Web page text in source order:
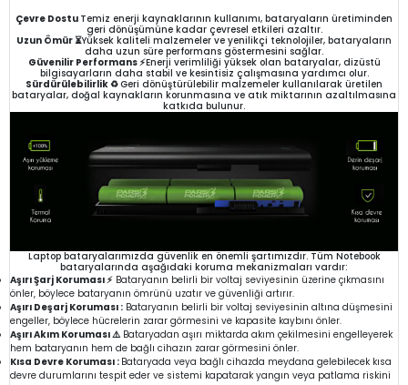
Çevre Dostu Temiz enerji kaynaklarının kullanımı, bataryaların üretiminden
geri dönüşümüne kadar çevresel etkileri azaltır.
Uzun Ömür ⏳Yüksek kaliteli malzemeler ve yenilikçi teknolojiler, bataryaların
daha uzun süre performans göstermesini sağlar.
Güvenilir Performans ⚡Enerji verimliliği yüksek olan bataryalar, dizüstü
bilgisayarların daha stabil ve kesintisiz çalışmasına yardımcı olur.
Sürdürülebilirlik ♻️Geri dönüştürülebilir malzemeler kullanılarak üretilen
bataryalar, doğal kaynakların korunmasına ve atık miktarının azaltılmasına
katkıda bulunur.
Laptop bataryalarımızda güvenlik en önemli şartımızdır. Tüm Notebook
bataryalarında aşağıdaki koruma mekanizmaları vardır:
Aşırı Şarj Koruması ⚡ Bataryanın belirli bir voltaj seviyesinin üzerine çıkmasını
önler, böylece bataryanın ömrünü uzatır ve güvenliği artırır.
Aşırı Deşarj Koruması : Bataryanın belirli bir voltaj seviyesinin altına düşmesini
engeller, böylece hücrelerin zarar görmesini ve kapasite kaybını önler.
Aşırı Akım Koruması ⚠️Bataryadan aşırı miktarda akım çekilmesini engelleyerek
hem bataryanın hem de bağlı cihazın zarar görmesini önler.
Kısa Devre Koruması : Bataryada veya bağlı cihazda meydana gelebilecek kısa
devre durumlarını tespit eder ve sistemi kapatarak yangın veya patlama riskini